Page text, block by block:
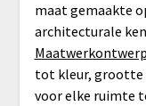
maat gemaakte
architecturale
tot kleur, grootte
voor elke ruimte